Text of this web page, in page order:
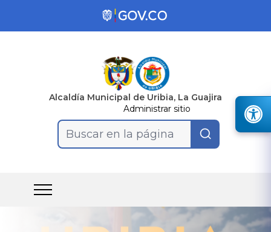
Alcaldía Municipal de Uribia, La Guajira
Administrar sitio
Buscar en la página